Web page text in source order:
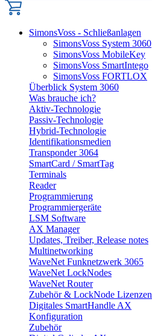
SimonsVoss - Schließanlagen
SimonsVoss System 3060
SimonsVoss MobileKey
SimonsVoss SmartIntego
SimonsVoss FORTLOX
Überblick System 3060
Was brauche ich?
Aktiv-Technologie
Passiv-Technologie
Hybrid-Technologie
Identifikationsmedien
Transponder 3064
SmartCard / SmartTag
Terminals
Reader
Programmierung
Programmiergeräte
LSM Software
AX Manager
Updates, Treiber, Release notes
Multinetworking
WaveNet Funknetzwerk 3065
WaveNet LockNodes
WaveNet Router
Zubehör & LockNode Lizenzen
Digitales SmartHandle AX
Konfiguration
Zubehör